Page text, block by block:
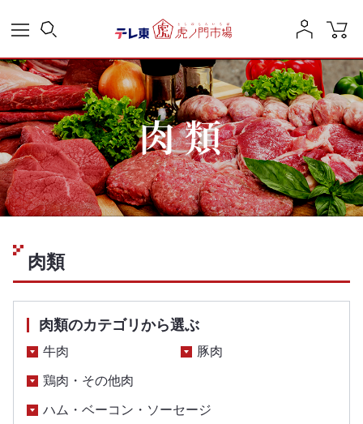
肉類
肉類のカテゴリから選ぶ
牛肉 豚肉
鶏肉・その他肉
ハム・ベーコン・ソーセージ